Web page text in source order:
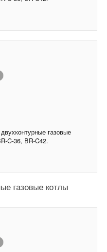
газовые
C-36, BR-C42.
газовые котлы